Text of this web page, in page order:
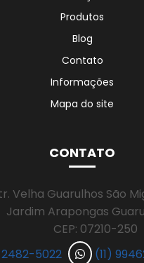
Produtos
Blog
Contato
Informações
Mapa do site
CONTATO
Velha Guarulhos São
Jardim Arapongas
CEP: 07210-250
5022
(11)